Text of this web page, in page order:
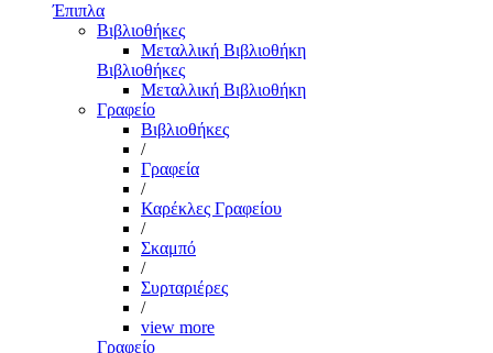
Έπιπλα
Βιβλιοθήκες
Μεταλλική Βιβλιοθήκη
Βιβλιοθήκες
Μεταλλική Βιβλιοθήκη
Γραφείο
Βιβλιοθήκες
/
Γραφεία
/
Καρέκλες Γραφείου
/
Σκαμπό
/
Συρταριέρες
/
view more
Γραφείο